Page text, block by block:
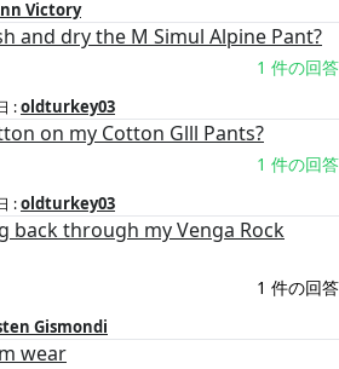
Victory
and dry the M Simul Alpine Pant?
1 件の回答
:oldturkey03
on my Cotton Glll Pants?
1 件の回答
:oldturkey03
back through my Venga Rock
1 件の回答
Gismondi
wear